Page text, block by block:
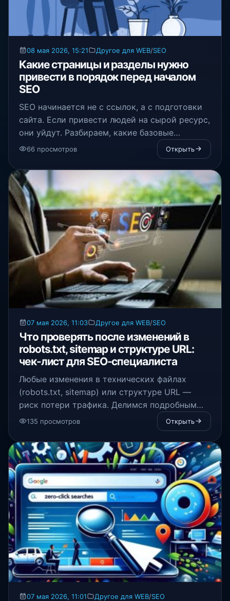
08 мая 2026, 15:21 Другое для WEB/SEO
Какие страницы и разделы нужно
привести в порядок перед началом
SEO
SEO начинается не с ссылок, а с подготовки
сайта. Если привести людей на сырой ресурс,
они уйдут. Разбираем, какие базовые
страницы нужно привести в порядок до
66 просмотров Открыть
07 мая 2026, 11:03 Другое для WEB/SEO
Что проверять после изменений в
robots.txt, sitemap и структуре URL:
чек-лист для SEO-специалиста
Любые изменения в технических файлах
(robots.txt, sitemap) или структуре URL —
риск потери трафика. Делимся подробным
SEO-чек-листом для проверки сайта, чтобы
избежать проблем с индексацией.
135 просмотров Открыть
07 мая 2026, 11:01 Другое для WEB/SEO